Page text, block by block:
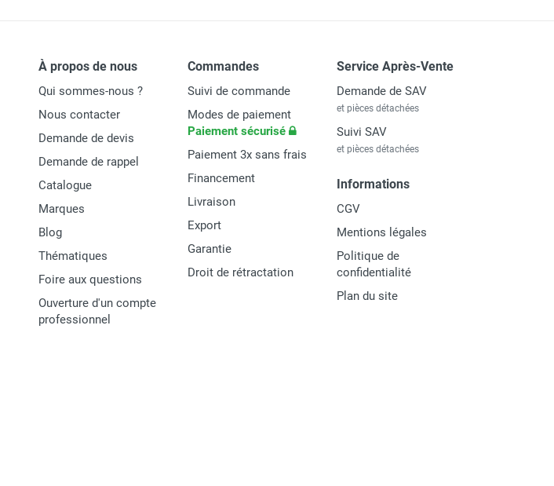
À propos de nous
Qui sommes-nous ?
Nous contacter
Demande de devis
Demande de rappel
Catalogue
Marques
Blog
Thématiques
Foire aux questions
Ouverture d'un compte
professionnel
Commandes
Suivi de commande
Modes de paiement
Paiement sécurisé
Paiement 3x sans frais
Financement
Livraison
Export
Garantie
Droit de rétractation
Service Après-Vente
Demande de SAV
et pièces détachées
Suivi SAV
et pièces détachées
Informations
CGV
Mentions légales
Politique de
confidentialité
Plan du site